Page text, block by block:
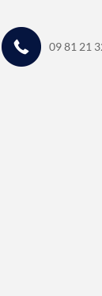
09 81 21